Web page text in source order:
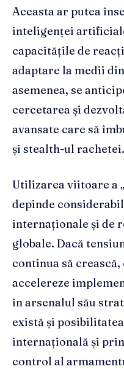
Aceasta ar putea
inteligenței
capacitățile de
adaptare la medii
asemenea, se
cercetarea și
avansate care să
și stealth-ul rachetei.
Utilizarea viitoare a
depinde
internaționale și de
globale. Dacă
continua să crească,
accelereze
în arsenalul său
există și
internațională și
control al